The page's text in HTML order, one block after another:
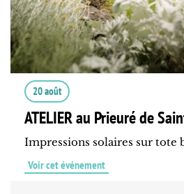
20 août
ATELIER au Prieuré de
Impressions solaires sur tote
Voir cet événement